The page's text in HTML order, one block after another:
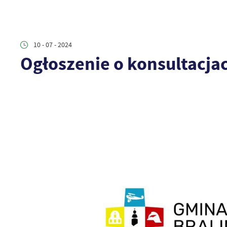
10 - 07 - 2024
Ogłoszenie o